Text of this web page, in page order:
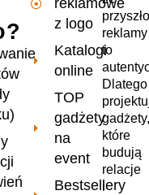
reklamy
to
Dlatego
gadżety,
które
budują
relacje
i
reklamowe
z logo
Katalogi
online
TOP
gadżety
na
event
Bestsellery